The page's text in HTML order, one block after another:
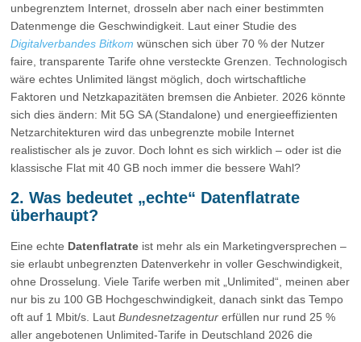
unbegrenztem Internet, drosseln aber nach einer bestimmten
Datenmenge die Geschwindigkeit. Laut einer Studie des
Digitalverbandes Bitkom wünschen sich über 70 % der Nutzer
faire, transparente Tarife ohne versteckte Grenzen. Technologisch
wäre echtes Unlimited längst möglich, doch wirtschaftliche
Faktoren und Netzkapazitäten bremsen die Anbieter. 2026 könnte
sich dies ändern: Mit 5G SA (Standalone) und energieeffizienten
Netzarchitekturen wird das unbegrenzte mobile Internet
realistischer als je zuvor. Doch lohnt es sich wirklich – oder ist die
klassische Flat mit 40 GB noch immer die bessere Wahl?
2. Was bedeutet „echte“ Datenflatrate
überhaupt?
Eine echte Datenflatrate ist mehr als ein Marketingversprechen –
sie erlaubt unbegrenzten Datenverkehr in voller Geschwindigkeit,
ohne Drosselung. Viele Tarife werben mit „Unlimited“, meinen aber
nur bis zu 100 GB Hochgeschwindigkeit, danach sinkt das Tempo
oft auf 1 Mbit/s. LautBundesnetzagentur erfüllen nur rund 25 %
aller angebotenen Unlimited-Tarife in Deutschland 2026 die